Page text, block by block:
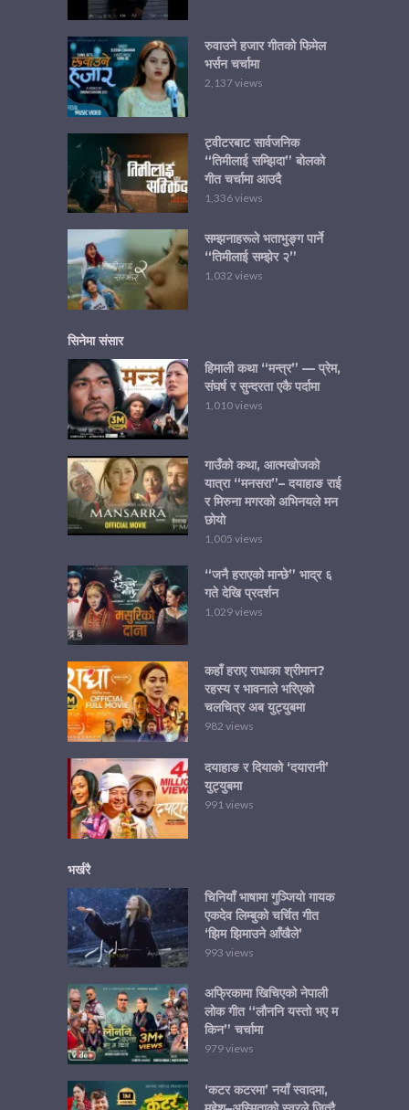
रुवाउने हजार गीतको फिमेल
भर्सन चर्चामा
2,137 views
ट्वीटरबाट सार्वजनिक
“तिमीलाई सम्झिदा” बोलको
गीत चर्चामा आउदै
1,336 views
सम्झनाहरूले भताभुङ्ग पार्ने
“तिमीलाई सम्झेर २”
1,032 views
सिनेमा संसार
हिमाली कथा “मन्त्र” — प्रेम,
संघर्ष र सुन्दरता एकै पर्दामा
1,010 views
गाउँको कथा, आत्मखोजको
यात्रा “मनसरा”– दयाहाङ राई
र मिरुना मगरको अभिनयले मन
छोयो
1,005 views
“जनै हराएको मान्छे” भाद्र ६
गते देखि प्रदर्शन
1,029 views
कहाँ हराए राधाका श्रीमान?
रहस्य र भावनाले भरिएको
चलचित्र अब युट्युबमा
982 views
दयाहाङ र दियाको ‘दयारानी’
युट्युबमा
991 views
भर्खरै
चिनियाँ भाषामा गुञ्जियो गायक
एकदेव लिम्बुको चर्चित गीत
‘झिम झिमाउने आँखैले’
993 views
अफ्रिकामा खिचिएको नेपाली
लोक गीत “लौननि यस्तो भए म
किन” चर्चामा
979 views
‘कटर कटरमा’ नयाँ स्वादमा,